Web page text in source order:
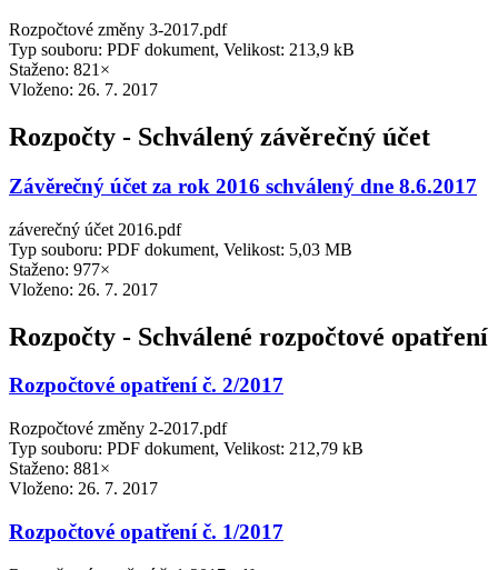
Rozpočtové změny 3-2017.pdf
Typ souboru: PDF dokument, Velikost: 213,9 kB
Staženo: 821×
Vloženo: 26. 7. 2017
Rozpočty - Schválený závěrečný účet
Závěrečný účet za rok 2016 schválený dne 8.6.2017
záverečný účet 2016.pdf
Typ souboru: PDF dokument, Velikost: 5,03 MB
Staženo: 977×
Vloženo: 26. 7. 2017
Rozpočty - Schválené rozpočtové opatření
Rozpočtové opatření č. 2/2017
Rozpočtové změny 2-2017.pdf
Typ souboru: PDF dokument, Velikost: 212,79 kB
Staženo: 881×
Vloženo: 26. 7. 2017
Rozpočtové opatření č. 1/2017